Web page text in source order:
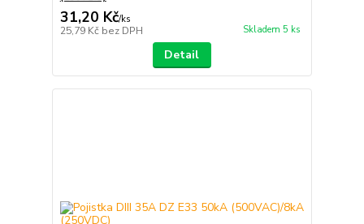
31,20 Kč/ks
25,79 Kč bez DPH Skladem 5 ks
Detail